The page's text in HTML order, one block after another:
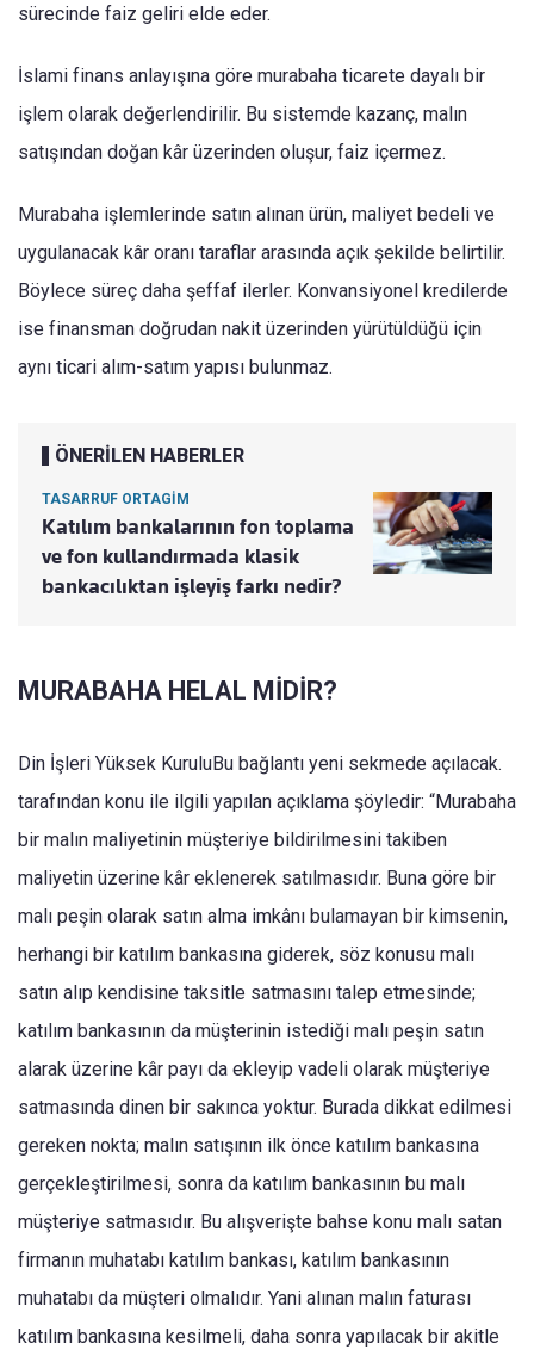
sürecinde faiz geliri elde eder.
İslami finans anlayışına göre murabaha ticarete dayalı bir
işlem olarak değerlendirilir. Bu sistemde kazanç, malın
satışından doğan kâr üzerinden oluşur, faiz içermez.
Murabaha işlemlerinde satın alınan ürün, maliyet bedeli ve
uygulanacak kâr oranı taraflar arasında açık şekilde belirtilir.
Böylece süreç daha şeffaf ilerler. Konvansiyonel kredilerde
ise finansman doğrudan nakit üzerinden yürütüldüğü için
aynı ticari alım-satım yapısı bulunmaz.
ÖNERİLEN HABERLER
TASARRUF ORTAGİM
Katılım bankalarının fon toplama
ve fon kullandırmada klasik
bankacılıktan işleyiş farkı nedir?
MURABAHA HELAL MİDİR?
​Din İşleri Yüksek KuruluBu bağlantı yeni sekmede açılacak.
tarafından konu ile ilgili yapılan açıklama şöyledir: “Murabaha
bir malın maliyetinin müşteriye bildirilmesini takiben
maliyetin üzerine kâr eklenerek satılmasıdır. Buna göre bir
malı peşin olarak satın alma imkânı bulamayan bir kimsenin,
herhangi bir katılım bankasına giderek, söz konusu malı
satın alıp kendisine taksitle satmasını talep etmesinde;
katılım bankasının da müşterinin istediği malı peşin satın
alarak üzerine kâr payı da ekleyip vadeli olarak müşteriye
satmasında dinen bir sakınca yoktur. Burada dikkat edilmesi
gereken nokta; malın satışının ilk önce katılım bankasına
gerçekleştirilmesi, sonra da katılım bankasının bu malı
müşteriye satmasıdır. Bu alışverişte bahse konu malı satan
firmanın muhatabı katılım bankası, katılım bankasının
muhatabı da müşteri olmalıdır. Yani alınan malın faturası
katılım bankasına kesilmeli, daha sonra yapılacak bir akitle